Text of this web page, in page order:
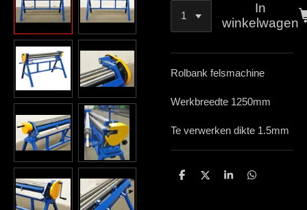
In
winkelwagen
Rolbank felsmachine
Werkbreedte 1250mm
Te verwerken dikte 1.5mm
D
D
S
D